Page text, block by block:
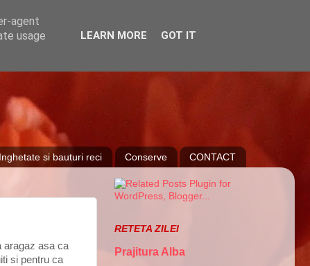
Inghetate si bauturi reci Conserve CONTACT
aragaz asa ca
si pentru ca
RETETA ZILEI
Prajitura Alba
agent
usage
LEARN MORE GOT IT